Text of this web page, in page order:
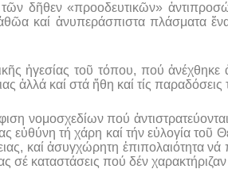
δῆθεν «προοδευτικῶν»
καί ἀνυπεράσπιστα πλάσματα
ἡγεσίας τοῦ τόπου, πού
ἀλλά καί στά ἤθη καί τίς
νομοσχεδίων πού
εὐθύνη τή χάρη καί τήν εὐλογία
καί ἀσυγχώρητη ἐπιπολαιότητα
σέ καταστάσεις πού δέν